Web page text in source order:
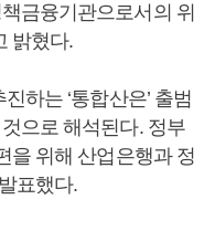
금융기관으로서의 위
밝혔다.
하는 ‘통합산은’ 출범
으로 해석된다. 정부
을 위해 산업은행과 정
표했다.